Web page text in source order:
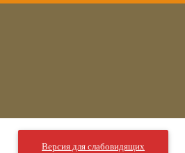
Версия для слабовидящих